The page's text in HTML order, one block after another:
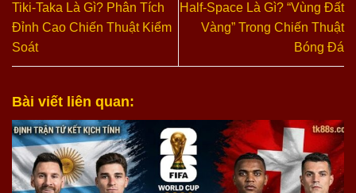
Tiki-Taka Là Gì? Phân Tích
Đỉnh Cao Chiến Thuật Kiểm
Soát
Half-Space Là Gì? “Vùng Đất
Vàng” Trong Chiến Thuật
Bóng Đá
Bài viết liên quan: